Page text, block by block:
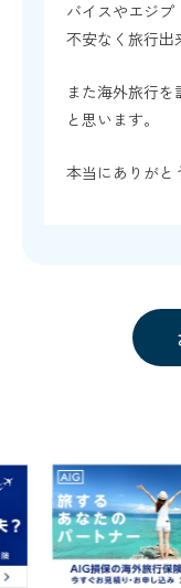
バイスやエジプ
不安なく旅行出
また海外旅行
と思います。
本当にありがと